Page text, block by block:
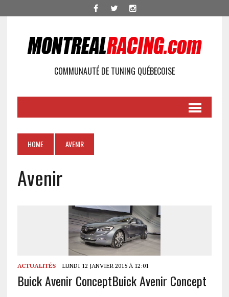
COMMUNAUTÉ DE TUNING QUÉBECOISE
HOME AVENIR
Avenir
ACTUALITÉS LUNDI 12 JANVIER 2015 À 12:01
Buick Avenir ConceptBuick Avenir Concept